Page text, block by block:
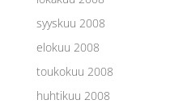
syyskuu 2008
elokuu 2008
toukokuu 2008
huhtikuu 2008